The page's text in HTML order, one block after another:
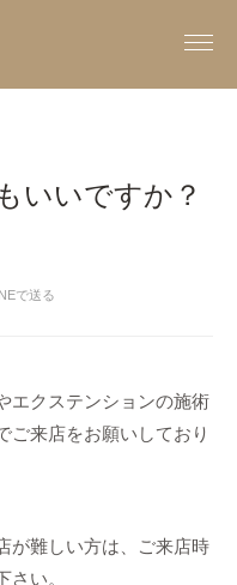
いいですか？
で送る
エクステンションの施術
ご来店をお願いしており
が難しい方は、ご来店時
い。